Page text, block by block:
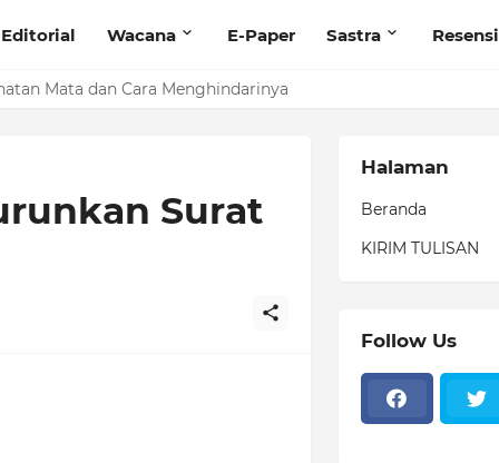
Editorial Wacana E-Paper Sastra Resensi
Mata dan Cara Menghindarinya
LPM Edukasi dengan Manajemen Keredaksian
Surat
Halaman
Beranda
KIRIM TULISAN
Follow Us